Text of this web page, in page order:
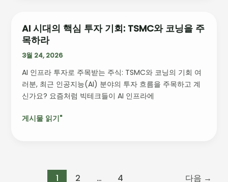
및
혜
택
으
로
득
한
March
Madness
순
AI 시대의 핵심 투자 기회: TSMC와 코닝을 주
목하라
3월 24, 2026
AI 인프라 투자로 주목받는 주식: TSMC와 코닝의 기회 여
러분, 최근 인공지능(AI) 분야의 투자 흐름을 주목하고 계
신가요? 요즘처럼 빅테크들이 AI 인프라에
AI
시
대
핵
심
투
기
게시물 읽기"
1 2 … 4 다음 →